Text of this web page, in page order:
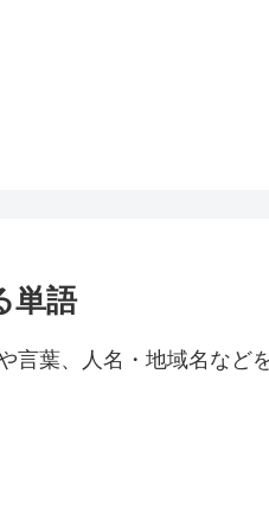
単語
言葉、人名・地域名など